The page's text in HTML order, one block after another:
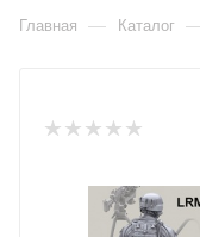
Главная — Каталог